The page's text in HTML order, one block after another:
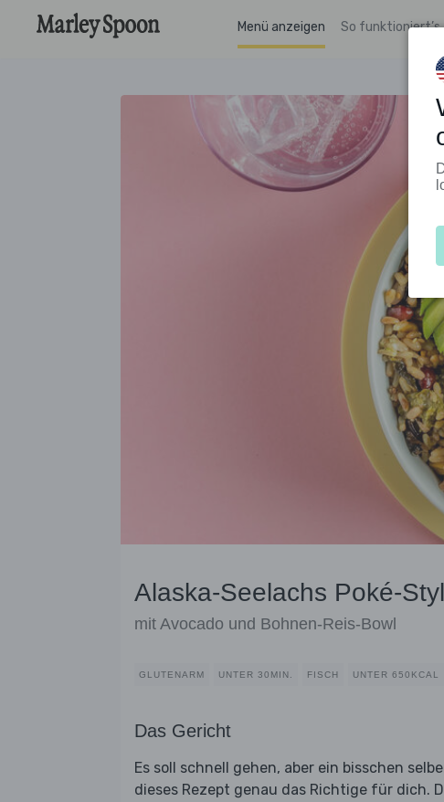
Menü anzeigen So funktioniert’s
Alaska-Seelachs Poké-
mit Avocado und Bohnen-Reis-Bowl
GLUTENARM UNTER 30MIN. FISCH UNTER 650KCAL
Das Gericht
Es soll schnell gehen, aber ein bisschen
dieses Rezept genau das Richtige für dich.